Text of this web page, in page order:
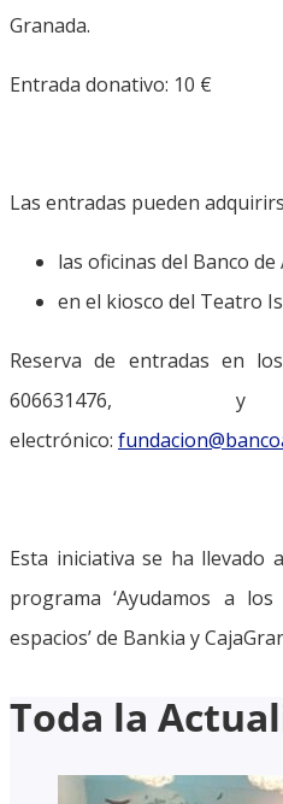
Granada.
Entrada donativo: 10 €
Las entradas pueden
las oficinas del Banco
en el kiosco del Teatro
Reserva de entradas en
606631476,
electrónico:
Esta iniciativa se ha llevado
programa ‘Ayudamos a
espacios’ de Bankia y
Toda la